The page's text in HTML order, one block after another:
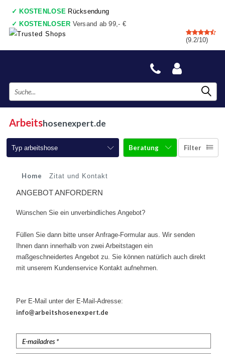
✓ KOSTENLOSE Rücksendung
✓ KOSTENLOSER Versand ab 99,- €
✓ 7 shops , Einkaufswagen
✓Vor 17:00 Uhr bestellt, heute gesendet ✓Danach zahlen
(9.2/10)
Arbeitshosenexpert.de
Typ arbeitshose
Arbeitshosen
Arbeitshosen mit Kniepolster
Arbeitshosen jeans
Kurze Arbeitshosen
Stretch Arbeitshosen
Malerhosen
Feuerhemmende Hosen
Thermohosen
Filter
Beratung
Home Zitat und Kontakt
ANGEBOT ANFORDERN
Wünschen Sie ein unverbindliches Angebot?
Füllen Sie dann bitte unser Anfrage-Formular aus. Wir senden
Ihnen dann innerhalb von zwei Arbeitstagen ein
maßgeschneidertes Angebot zu. Sie können natürlich auch direkt
mit unserem Kundenservice Kontakt aufnehmen.
Per E-Mail unter der E-Mail-Adresse:
info@arbeitshosenexpert.de